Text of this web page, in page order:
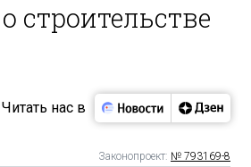
строительстве
Читать нас в
Законопроект: № 793169-8